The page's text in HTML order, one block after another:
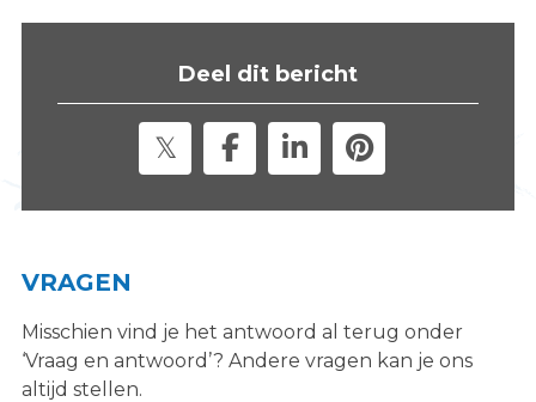
s
Deel dit bericht
VRAGEN
Misschien vind je het antwoord al terug onder
‘Vraag en antwoord’? Andere vragen kan je ons
altijd stellen.